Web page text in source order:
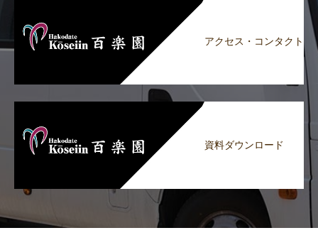
アクセス・コンタクト
資料ダウンロード